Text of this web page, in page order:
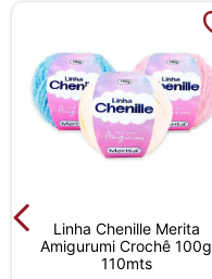
Linha Chenille Merita
Amigurumi Crochê 100g
110mts